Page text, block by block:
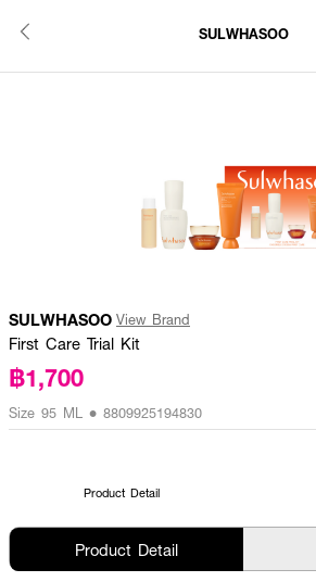
SULWHASOO
SULWHASOO View Brand
First Care Trial Kit
฿1,700
Size 95 ML • 8809925194830
Product Detail
Product Detail